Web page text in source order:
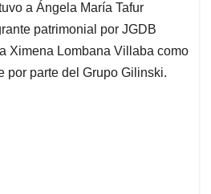
a Ángela María Tafur
patrimonial por JGDB
Ximena Lombana Villaba como
por parte del Grupo Gilinski.